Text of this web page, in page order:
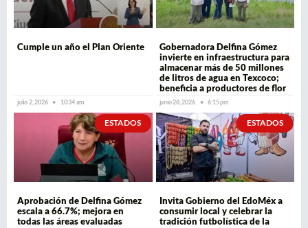
Cumple un año el Plan Oriente
julio 2, 2026 10:34 am
Gobernadora Delfina Gómez
invierte en infraestructura para
almacenar más de 50 millones
de litros de agua en Texcoco;
beneficia a productores de flor
junio 28, 2026 6:15 pm
ESTADOS
Aprobación de Delfina Gómez
escala a 66.7%; mejora en
todas las áreas evaluadas
ESTADOS
Invita Gobierno del EdoMéx a
consumir local y celebrar la
tradición futbolística de la